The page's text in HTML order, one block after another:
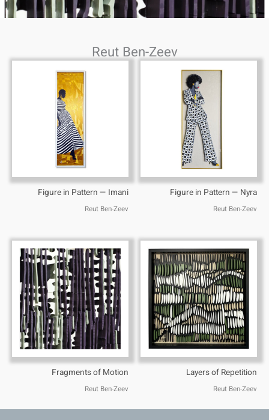
Reut Ben-Zeev
Figure in Pattern — Nyra
Reut Ben-Zeev
Figure in Pattern — Imani
Reut Ben-Zeev
Layers of Repetition
Reut Ben-Zeev
Fragments of Motion
Reut Ben-Zeev